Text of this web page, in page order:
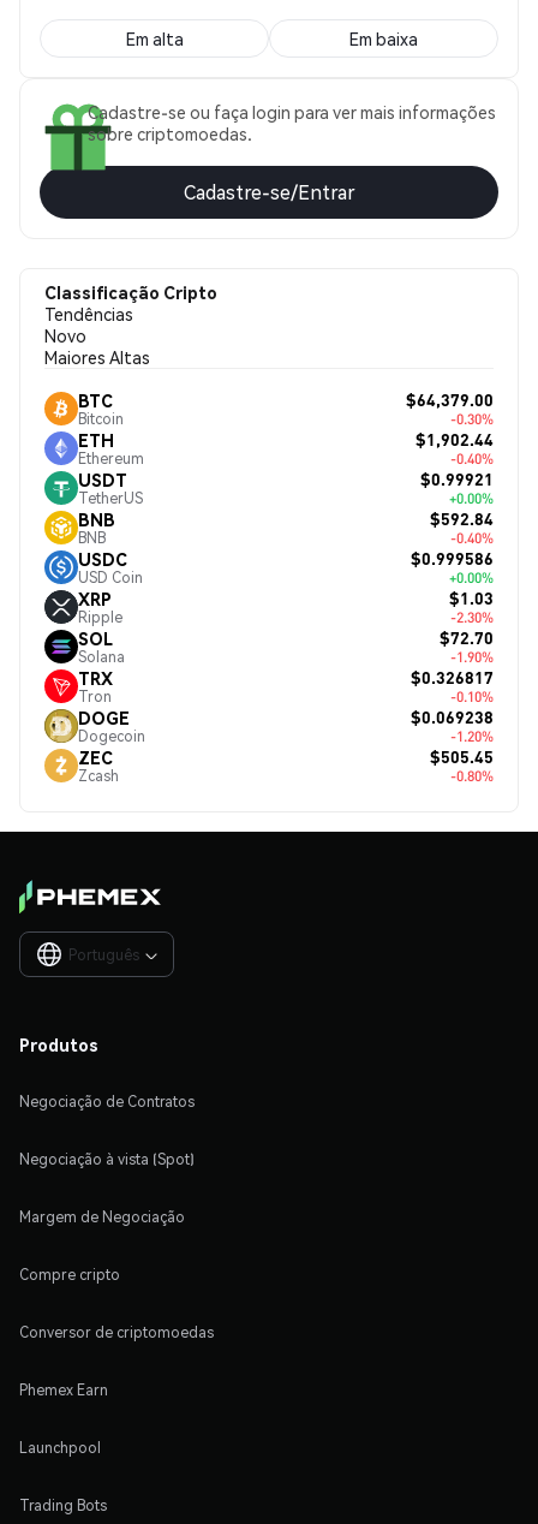
Em alta Em baixa
Cadastre-se ou faça login para ver mais informações
sobre criptomoedas.
Cadastre-se/Entrar
Classificação Cripto
Tendências
Novo
Maiores Altas
BTC
Bitcoin
$64,379.00
-0.30%
ETH
Ethereum
$1,902.44
-0.40%
USDT
TetherUS
$0.99921
+0.00%
BNB
BNB
$592.84
-0.40%
USDC
USD Coin
$0.999586
+0.00%
XRP
Ripple
$1.03
-2.30%
SOL
Solana
$72.70
-1.90%
TRX
Tron
$0.326817
-0.10%
DOGE
Dogecoin
$0.069238
-1.20%
ZEC
Zcash
$505.45
-0.80%
Português 
Produtos
Negociação de Contratos
Negociação à vista (Spot)
Margem de Negociação
Compre cripto
Conversor de criptomoedas
Phemex Earn
Launchpool
Trading Bots